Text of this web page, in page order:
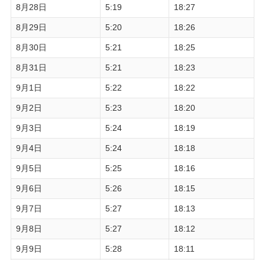
8月28日 5:19 18:27
8月29日 5:20 18:26
8月30日 5:21 18:25
8月31日 5:21 18:23
9月1日 5:22 18:22
9月2日 5:23 18:20
9月3日 5:24 18:19
9月4日 5:24 18:18
9月5日 5:25 18:16
9月6日 5:26 18:15
9月7日 5:27 18:13
9月8日 5:27 18:12
9月9日 5:28 18:11